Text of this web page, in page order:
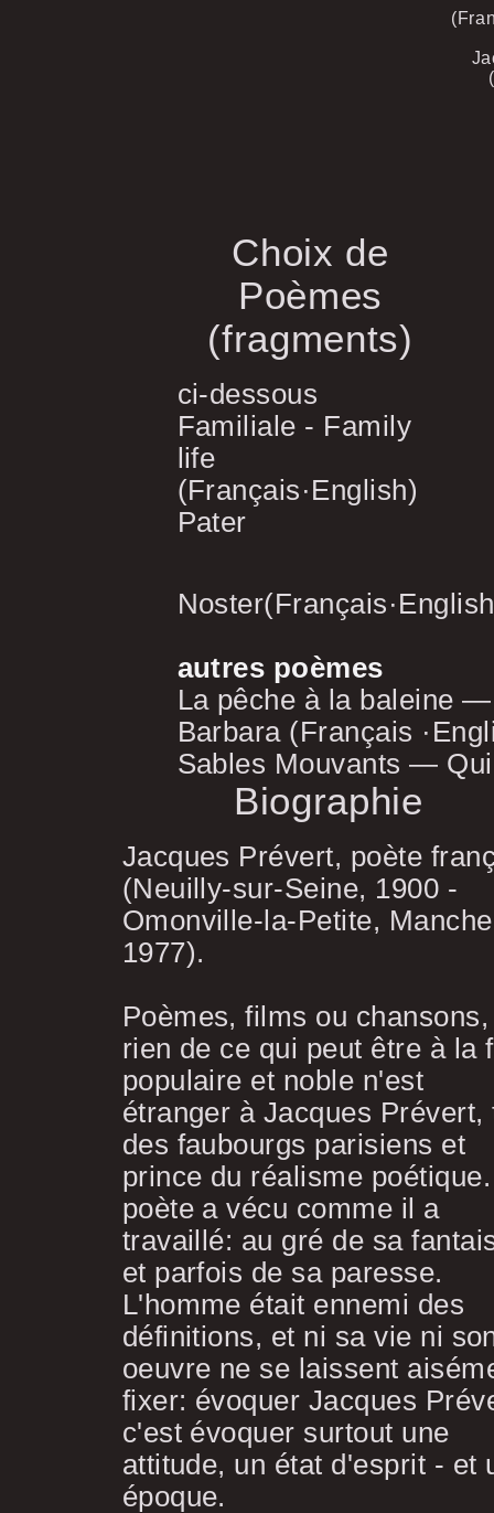
Choix de
Poèmes
(fragments)
ci-dessous
Familiale - Family
life
(Français·English)
Pater
autres poèmes
La pêche à la baleine
Barbara (Français
Sables Mouvants —
Biographie
Jacques Prévert, poète
(Neuilly-sur-Seine, 1900 -
Omonville-la-Petite,
1977).
Poèmes, films ou chansons,
rien de ce qui peut être à la
populaire et noble n'est
étranger à Jacques Prévert,
des faubourgs parisiens et
prince du réalisme
poète a vécu comme il a
travaillé: au gré de sa
et parfois de sa paresse.
L'homme était ennemi des
définitions, et ni sa vie ni
oeuvre ne se laissent
fixer: évoquer Jacques
c'est évoquer surtout une
attitude, un état d'esprit - et
époque.